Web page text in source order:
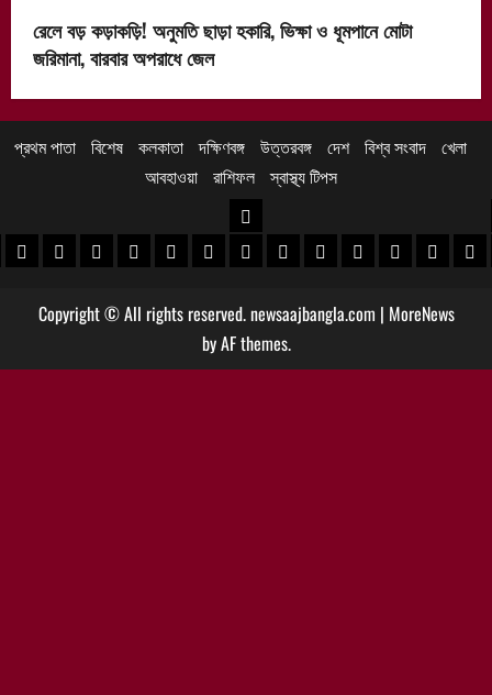
রেলে বড় কড়াকড়ি! অনুমতি ছাড়া হকারি, ভিক্ষা ও ধূমপানে মোটা
জরিমানা, বারবার অপরাধে জেল
প্রথম পাতা বিশেষ কলকাতা দক্ষিণবঙ্গ উত্তরবঙ্গ দেশ বিশ্ব সংবাদ খেলা
আবহাওয়া
রাশিফল স্বাস্থ্য টিপস
খবর
খবর
পুরুলিয়া খবর
বাঁকুড়া খবরপশ্চিম বর্ধমান খবর
পূর্ব বর্ধমান খবর
বীরভূম খবরমুর্শিদাবাদ খবর
উত্তরবঙ্গ
কোচবিহার নিউজ
আলিপুরদুয়ার খবর
জলপাইগুড়ি খবর
শিলিগুড়ি খবর
উত্তরদক্ষিণ
Copyright © All rights reserved. newsaajbangla.com | MoreNews
by AF themes.